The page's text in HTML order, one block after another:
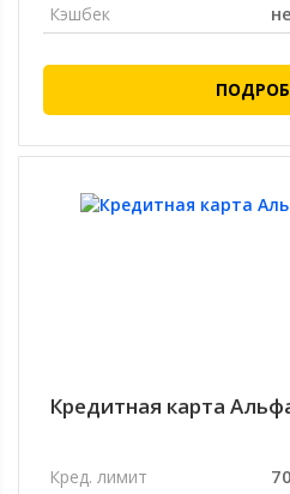
Кэшбек
Кредитная карта
Кред. лимит